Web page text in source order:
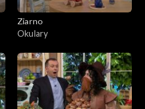
Ziarno
Okulary